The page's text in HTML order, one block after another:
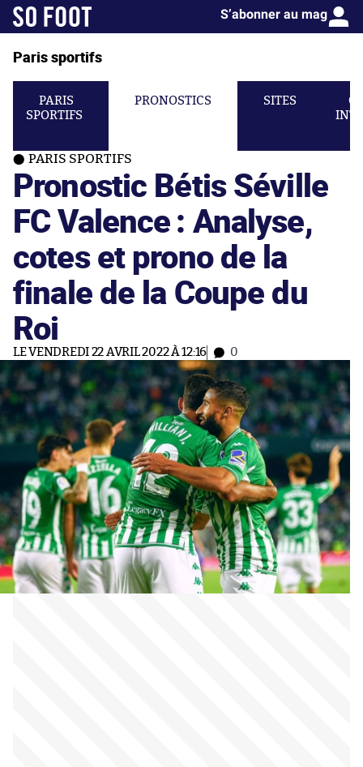
S’abonner au mag
Paris sportifs
PARIS
SPORTIFS
PRONOSTICS SITES
PARIS SPORTIFS
Pronostic Bétis Séville
FC Valence : Analyse,
cotes et prono de la
finale de la Coupe du
Roi
LE VENDREDI 22 AVRIL 2022 À 12:16 0